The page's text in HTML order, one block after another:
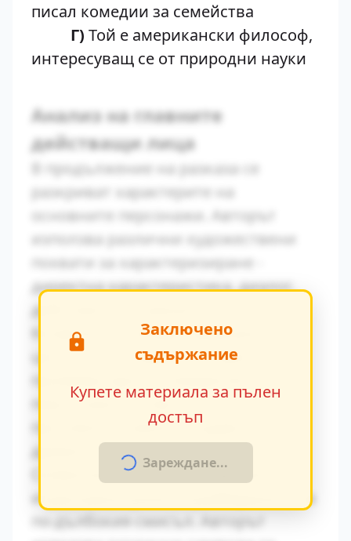
писал комедии за семейства
Г) Той е американски философ,
интересуващ се от природни науки
Анализ на главните
действащи лица
В продължение на разказа се
разкриват характерите на
основните персонажи. Авторът
използва различни художествени
похвати за характеризиране -
директна характеристика, диалог,
действия и вътрешен монолог.
Конфликтът между традиционните
ценности и модерните идеи се
персонажите. Това
противопоставяне създава
драматично напрежение.
Символиката в произведението
играе важна роля за разбирането на
Заключено
съдържание
Купете материала за пълен
достъп
Зареждане...